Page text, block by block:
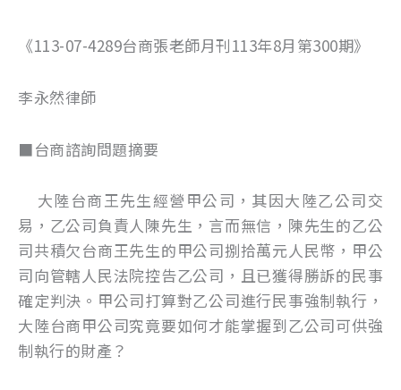
《113-07-4289台商張老師月刊113年8月第300期》
李永然律師
■台商諮詢問題摘要
大陸台商王先生經營甲公司，其因大陸乙公司交
易，乙公司負責人陳先生，言而無信，陳先生的乙公
司共積欠台商王先生的甲公司捌拾萬元人民幣，甲公
司向管轄人民法院控告乙公司，且已獲得勝訴的民事
確定判決。甲公司打算對乙公司進行民事強制執行，
大陸台商甲公司究竟要如何才能掌握到乙公司可供強
制執行的財產？